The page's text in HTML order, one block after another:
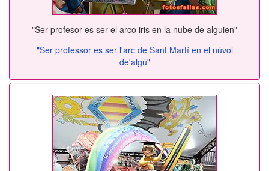
"Ser profesor es ser el arco iris en la nube de alguien"
"Ser professor es ser l'arc de Sant Martí en el núvol
de'algú"